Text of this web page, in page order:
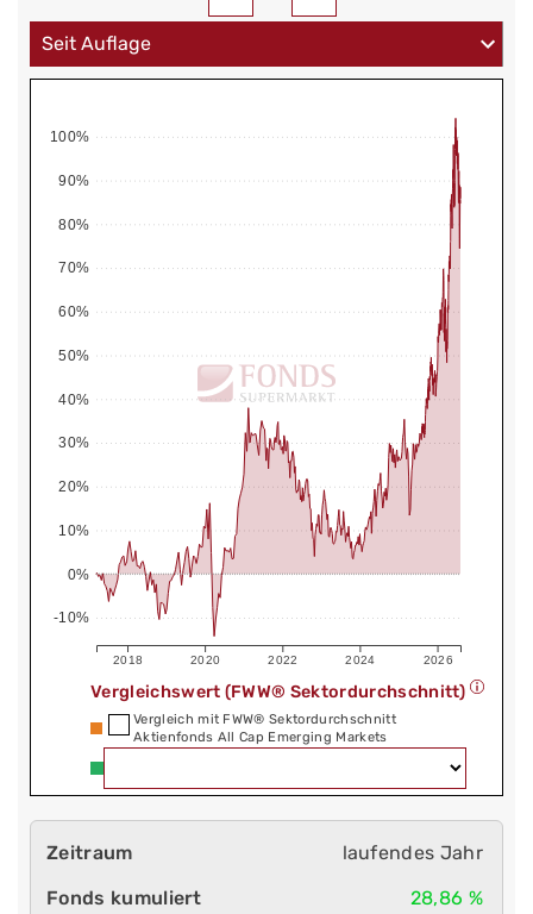
2018 2020 2022 2024 2026
-10%
0%
10%
20%
30%
40%
50%
60%
70%
80%
90%
100%
Vergleichswert (FWW® Sektordurchschnitt)
Vergleich mit FWW® Sektordurchschnitt
Aktienfonds All Cap Emerging Markets
laufendes Jahr
28,86 %